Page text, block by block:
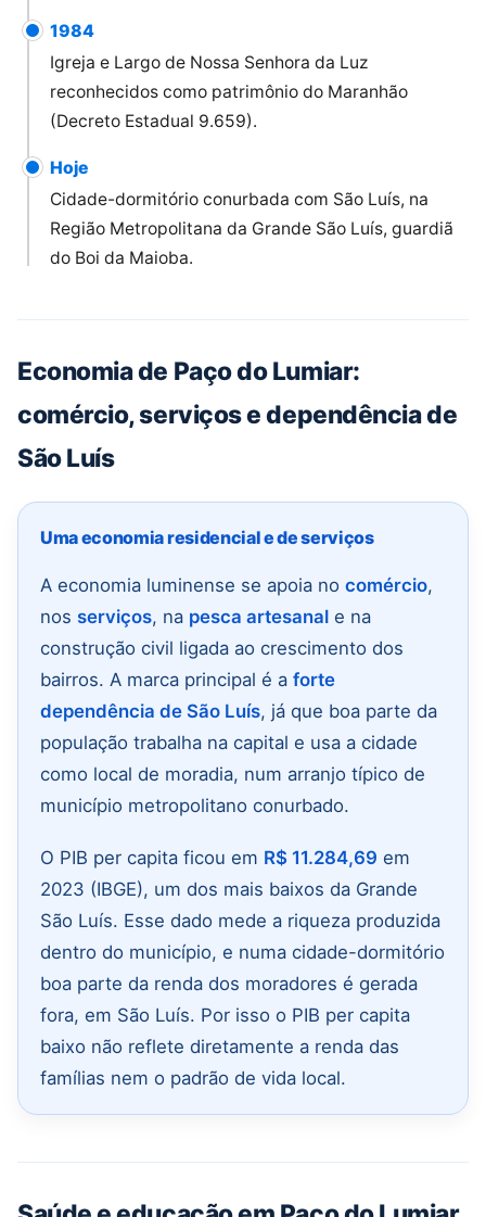
1984
Igreja e Largo de Nossa Senhora da Luz
reconhecidos como patrimônio do Maranhão
(Decreto Estadual 9.659).
Hoje
Cidade-dormitório conurbada com São Luís, na
Região Metropolitana da Grande São Luís, guardiã
do Boi da Maioba.
Economia de Paço do Lumiar:
comércio, serviços e dependência de
São Luís
Uma economia residencial e de serviços
A economia luminense se apoia no comércio,
nos serviços, na pesca artesanal e na
construção civil ligada ao crescimento dos
bairros. A marca principal é a forte
dependência de São Luís, já que boa parte da
população trabalha na capital e usa a cidade
como local de moradia, num arranjo típico de
município metropolitano conurbado.
O PIB per capita ficou em R$ 11.284,69 em
2023 (IBGE), um dos mais baixos da Grande
São Luís. Esse dado mede a riqueza produzida
dentro do município, e numa cidade-dormitório
boa parte da renda dos moradores é gerada
fora, em São Luís. Por isso o PIB per capita
baixo não reflete diretamente a renda das
famílias nem o padrão de vida local.